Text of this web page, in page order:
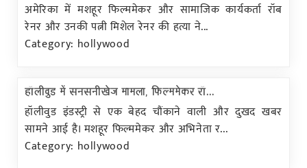
अमेरिका में मशहूर फिल्ममेकर और सामाजिक कार्यकर्ता रॉब
रेनर और उनकी पत्नी मिशेल रेनर की हत्या ने...
Category: hollywood
हॉलीवुड में सनसनीखेज मामला, फिल्ममेकर रॉ...
हॉलीवुड इंडस्ट्री से एक बेहद चौंकाने वाली और दुखद खबर
सामने आई है। मशहूर फिल्ममेकर और अभिनेता र...
Category: hollywood